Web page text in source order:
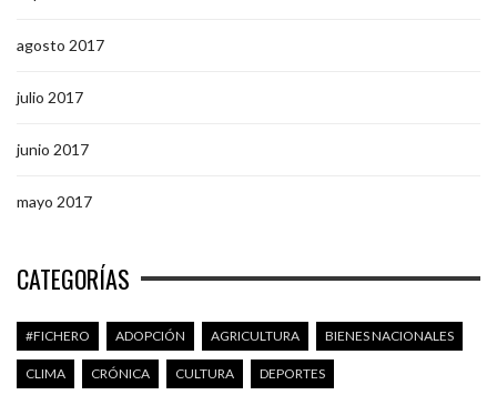
agosto 2017
julio 2017
junio 2017
mayo 2017
CATEGORÍAS
#FICHERO ADOPCIÓN AGRICULTURA BIENES NACIONALES
CLIMA CRÓNICA CULTURA DEPORTES